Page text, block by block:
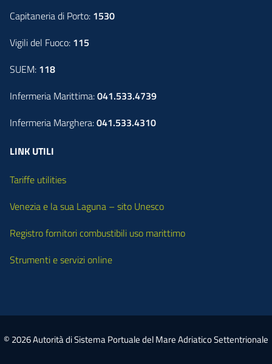
Capitaneria di Porto: 1530
Vigili del Fuoco: 115
SUEM: 118
Infermeria Marittima:041.533.4739
Infermeria Marghera:041.533.4310
LINK UTILI
Tariffe utilities
Venezia e la sua Laguna – sito Unesco
Registro fornitori combustibili uso marittimo
Strumenti e servizi online
© 2026 Autorità di Sistema Portuale del Mare Adriatico Settentrionale